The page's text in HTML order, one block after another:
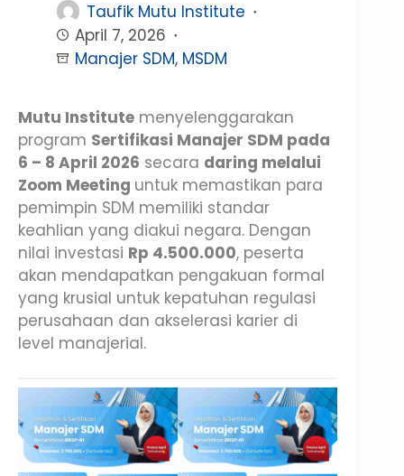
Taufik Mutu Institute
April 7, 2026
Manajer SDM, MSDM
Mutu Institute menyelenggarakan
program Sertifikasi Manajer SDM pada
6 – 8 April 2026 secara daring melalui
Zoom Meeting untuk memastikan para
pemimpin SDM memiliki standar
keahlian yang diakui negara. Dengan
nilai investasi Rp 4.500.000, peserta
akan mendapatkan pengakuan formal
yang krusial untuk kepatuhan regulasi
perusahaan dan akselerasi karier di
level manajerial.